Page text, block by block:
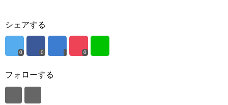
シェアする
0 0 0
フォローする